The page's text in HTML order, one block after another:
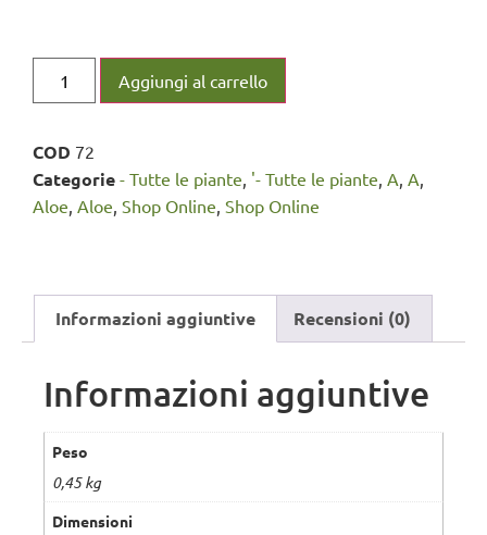
Aggiungi al carrello
COD 72
Categorie - Tutte le piante '- Tutte le piante A A
Aloe Aloe Shop Online Shop Online
Informazioni aggiuntive Recensioni (0)
Informazioni aggiuntive
Peso
0,45 kg
Dimensioni